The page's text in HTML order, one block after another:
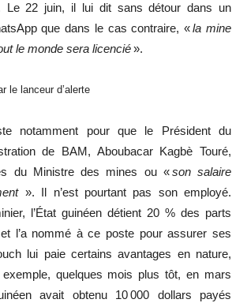
Le 22 juin, il lui dit sans détour dans un
que dans le cas contraire, «la mine
le monde sera licencié».
le lanceur d’alerte
notamment pour que le Président du
de BAM, Aboubacar Kagbè Touré,
du Ministre des mines ou «son salaire
». Il n’est pourtant pas son employé.
l’État guinéen détient 20 % des parts
l’a nommé à ce poste pour assurer ses
lui paie certains avantages en nature,
quelques mois plus tôt, en mars
avait obtenu 10 000 dollars payés